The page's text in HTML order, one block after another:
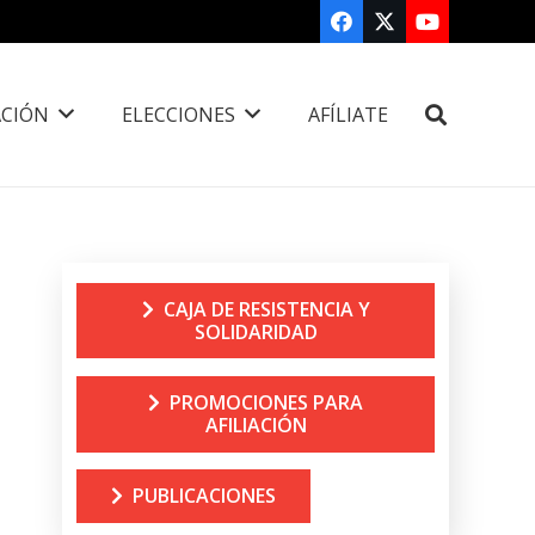
ELECCIONES AFÍLIATE
CAJA DE RESISTENCIA Y
SOLIDARIDAD
PROMOCIONES PARA
AFILIACIÓN
PUBLICACIONES